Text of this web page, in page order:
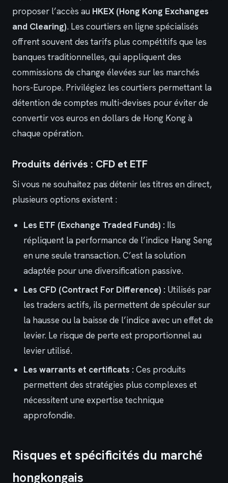
proposer l’accès au HKEX (Hong Kong Exchanges
and Clearing). Les courtiers en ligne spécialisés
offrent souvent des tarifs plus compétitifs que les
banques traditionnelles, qui appliquent des
commissions de change élevées sur les marchés
hors-Europe. Privilégiez les courtiers permettant la
détention de comptes multi-devises pour éviter de
convertir vos euros en dollars de Hong Kong à
chaque opération.
Produits dérivés : CFD et ETF
Si vous ne souhaitez pas détenir les titres en direct,
plusieurs options existent :
Les ETF (Exchange Traded Funds) : Ils
répliquent la performance de l’indice Hang Seng
en une seule transaction. C’est la solution
adaptée pour une diversification passive.
Les CFD (Contract For Difference) : Utilisés par
les traders actifs, ils permettent de spéculer sur
la hausse ou la baisse de l’indice avec un effet de
levier. Le risque de perte est proportionnel au
levier utilisé.
Les warrants et certificats :Ces produits
permettent des stratégies plus complexes et
nécessitent une expertise technique
approfondie.
Risques et spécificités du marché
hongkongais